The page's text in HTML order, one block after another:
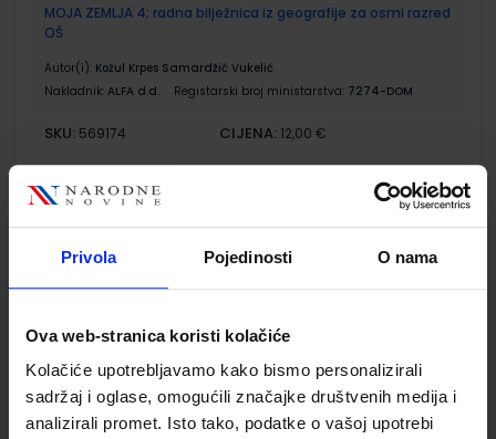
Privola Pojedinosti O nama
Ova web-stranica koristi kolačiće
Kolačiće upotrebljavamo kako bismo personalizirali
sadržaj i oglase, omogućili značajke društvenih medija i
analizirali promet. Isto tako, podatke o vašoj upotrebi
MOJA ZEMLJA 4; radna bilježnica iz geografije za osmi razred
OŠ
Autor(i): Kožul Krpes Samardžić Vukelić
Nakladnik: ALFA d.d. Registarski broj ministarstva: 7274-DOM
SKU: 569174 CIJENA: 12,00 €
Udžbenik Omot
KLIO 8; udžbenik povijesti u osmome razredu osnovne škole
Nakladnik:ŠKOLSKA KNJIGA d.d. Registarski broj ministarstva: 7641
SKU: 569181 CIJENA: 13,24 €